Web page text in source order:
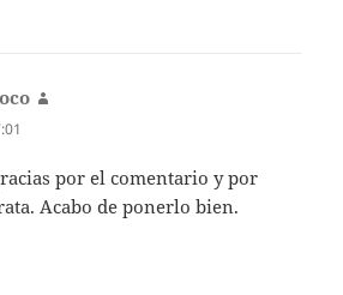
por el comentario y por
Acabo de ponerlo bien.